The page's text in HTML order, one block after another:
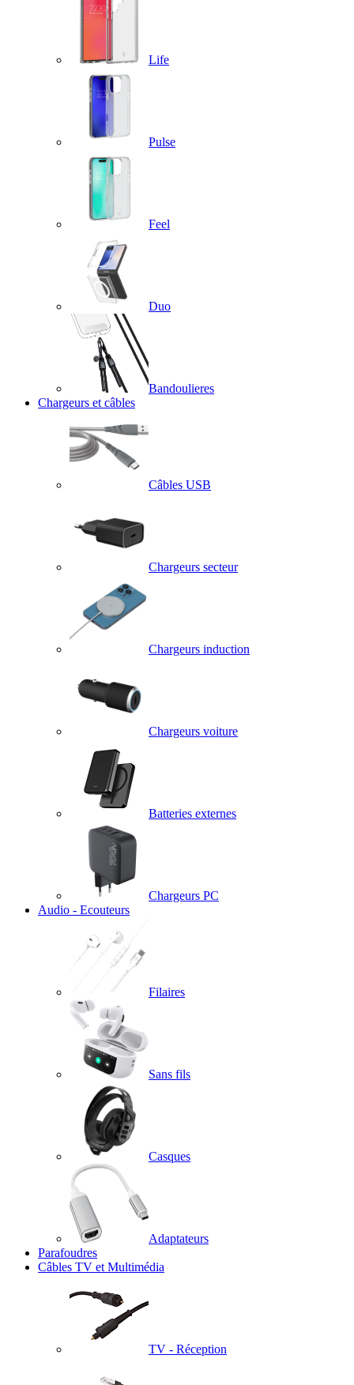
Life
Pulse
Feel
Duo
Bandoulieres
Chargeurs et câbles
Câbles USB
Chargeurs secteur
Chargeurs induction
Chargeurs voiture
Batteries externes
Chargeurs PC
Audio - Ecouteurs
Filaires
Sans fils
Casques
Adaptateurs
Parafoudres
Câbles TV et Multimédia
TV - Réception